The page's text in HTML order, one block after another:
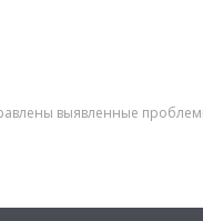
выявленные